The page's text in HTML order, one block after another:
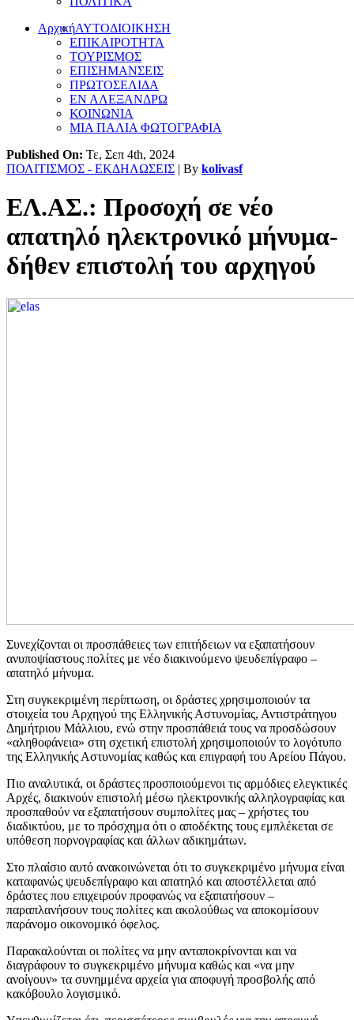
ΑρχικήΑΥΤΟΔΙΟΙΚΗΣΗ
ΕΠΙΚΑΙΡΟΤΗΤΑ
ΤΟΥΡΙΣΜΟΣ
ΕΠΙΣΗΜΑΝΣΕΙΣ
ΠΡΩΤΟΣΕΛΙΔΑ
ΕΝ ΑΛΕΞΑΝΔΡΩ
ΚΟΙΝΩΝΙΑ
ΜΙΑ ΠΑΛΙΑ ΦΩΤΟΓΡΑΦΙΑ
Published On: Τε, Σεπ 4th, 2024
ΠΟΛΙΤΙΣΜΟΣ - ΕΚΔΗΛΩΣΕΙΣ | By kolivasf
ΕΛ.ΑΣ.: Προσοχή σε νέο
απατηλό ηλεκτρονικό μήνυμα-
δήθεν επιστολή του αρχηγού
Συνεχίζονται οι προσπάθειες των επιτήδειων να εξαπατήσουν
ανυποψίαστους πολίτες με νέο διακινούμενο ψευδεπίγραφο –
απατηλό μήνυμα.
Στη συγκεκριμένη περίπτωση, οι δράστες χρησιμοποιούν τα
στοιχεία του Αρχηγού της Ελληνικής Αστυνομίας, Αντιστράτηγου
Δημήτριου Μάλλιου, ενώ στην προσπάθειά τους να προσδώσουν
«αληθοφάνεια» στη σχετική επιστολή χρησιμοποιούν το λογότυπο
της Ελληνικής Αστυνομίας καθώς και επιγραφή του Αρείου Πάγου.
Πιο αναλυτικά, οι δράστες προσποιούμενοι τις αρμόδιες ελεγκτικές
Αρχές, διακινούν επιστολή μέσω ηλεκτρονικής αλληλογραφίας και
προσπαθούν να εξαπατήσουν συμπολίτες μας – χρήστες του
διαδικτύου, με το πρόσχημα ότι ο αποδέκτης τους εμπλέκεται σε
υπόθεση πορνογραφίας και άλλων αδικημάτων.
Στο πλαίσιο αυτό ανακοινώνεται ότι το συγκεκριμένο μήνυμα είναι
καταφανώς ψευδεπίγραφο και απατηλό και αποστέλλεται από
δράστες που επιχειρούν προφανώς να εξαπατήσουν –
παραπλανήσουν τους πολίτες και ακολούθως να αποκομίσουν
παράνομο οικονομικό όφελος.
Παρακαλούνται οι πολίτες να μην ανταποκρίνονται και να
διαγράφουν το συγκεκριμένο μήνυμα καθώς και «να μην
ανοίγουν» τα συνημμένα αρχεία για αποφυγή προσβολής από
κακόβουλο λογισμικό.